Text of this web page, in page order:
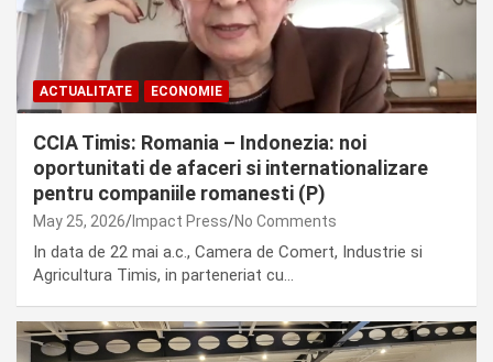
ACTUALITATE ECONOMIE
CCIA Timis: Romania – Indonezia: noi
oportunitati de afaceri si internationalizare
pentru companiile romanesti (P)
May 25, 2026 Impact Press No Comments
In data de 22 mai a.c., Camera de Comert, Industrie si
Agricultura Timis, in parteneriat cu…